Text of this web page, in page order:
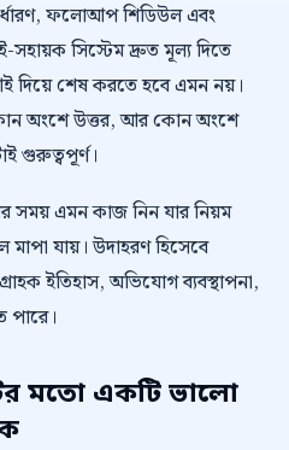
ফলোআপ শিডিউল এবং
সিস্টেম দ্রুত মূল্য দিতে
দিয়ে শেষ করতে হবে এমন নয়।
অংশে উত্তর, আর কোন অংশে
গুরুত্বপূর্ণ।
সময় এমন কাজ নিন যার নিয়ম
যায়। উদাহরণ হিসেবে
ইতিহাস, অভিযোগ ব্যবস্থাপনা,
পারে।
মতো একটি ভালো